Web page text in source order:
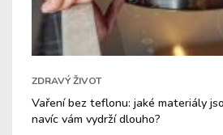
ZDRAVÝ ŽIVOT
Vaření bez teflonu: jaké materiály
navíc vám vydrží dlouho?